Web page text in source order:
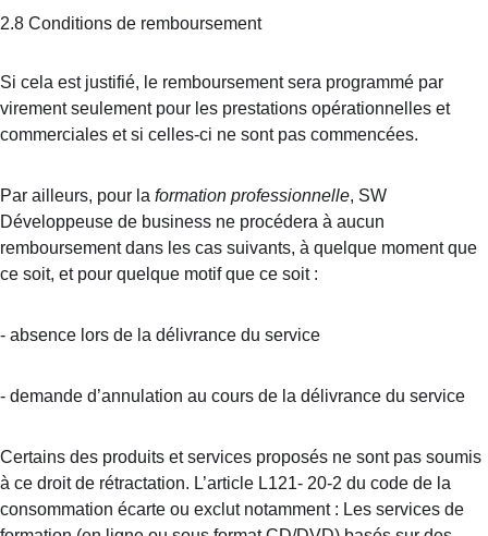
2.8 Conditions de remboursement
Si cela est justifié, le remboursement sera programmé par
virement seulement pour les prestations opérationnelles et
commerciales et si celles-ci ne sont pas commencées.
Par ailleurs, pour la formation professionnelle, SW
Développeuse de business ne procédera à aucun
remboursement dans les cas suivants, à quelque moment que
ce soit, et pour quelque motif que ce soit :
- absence lors de la délivrance du service
- demande d’annulation au cours de la délivrance du service
Certains des produits et services proposés ne sont pas soumis
à ce droit de rétractation. L’article L121- 20-2 du code de la
consommation écarte ou exclut notamment : Les services de